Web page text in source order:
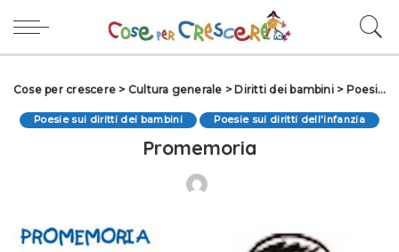
Cose per crescere > Cultura generale > Diritti dei bambini> Poesie sui diritti dei bambini
Poesie sui diritti dei bambini Poesie sui diritti dell'infanzia
Promemoria